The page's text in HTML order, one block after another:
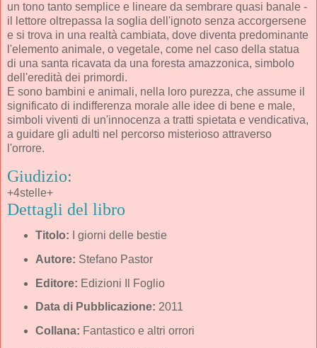
un tono tanto semplice e lineare da sembrare quasi banale -
il lettore oltrepassa la soglia dell'ignoto senza accorgersene
e si trova in una realtà cambiata, dove diventa predominante
l'elemento animale, o vegetale, come nel caso della statua
di una santa ricavata da una foresta amazzonica, simbolo
dell'eredità dei primordi.
E sono bambini e animali, nella loro purezza, che assume il
significato di indifferenza morale alle idee di bene e male,
simboli viventi di un'innocenza a tratti spietata e vendicativa,
a guidare gli adulti nel percorso misterioso attraverso
l'orrore.
Giudizio:
+4stelle+
Dettagli del libro
Titolo: I giorni delle bestie
Autore: Stefano Pastor
Editore: Edizioni Il Foglio
Data di Pubblicazione: 2011
Collana: Fantastico e altri orrori